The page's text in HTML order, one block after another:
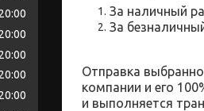
За наличный
За
Отправка
компании и его
и выполняется
20:00
20:00
20:00
20:00
20:00